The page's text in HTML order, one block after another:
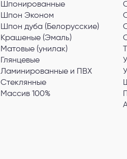
Шпонированные
Шпон Эконом
Шпон дуба (Белорусские)
Крашеные (Эмаль)
Матовые (унилак)
Глянцевые
Ламинированные и ПВХ
Стеклянные
Массив 100%